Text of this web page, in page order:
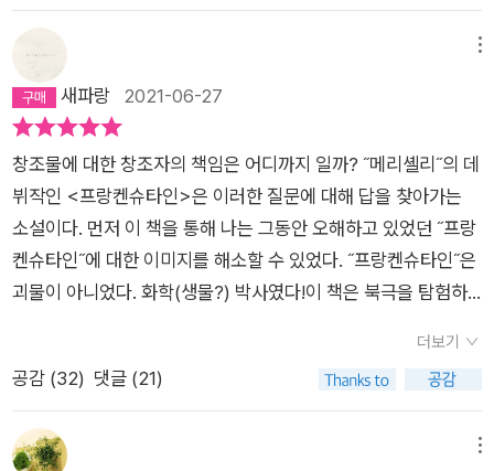
는 더 시련이 기다리고 있었는데... 고전이 이렇게 재미있을 수도
있구나. 가독성도 좋고 진행속도도 적당하고 메시지도 뚜렷하고
정말 칭찬함. 나는 프랑켄슈타인이 괴물의 이름인 줄 알고 있었
다. 그러나 괴물을 지은 박사의 이름이었고, 해설에서도 이 오해
를 자세히 해명하고 있었다. 나 같은 사람들이 정말 많았나 보
다. 한 인간의 잘못된 욕망으로 태어난 이름 없는 괴물. 왜 하
필 인간의 감정을 얻어서 그렇게 시련을 겪어야 했을까. 괴물의
토로를 듣다 보니 이거 이거 너무 짠해서 내가 다 미안해지곤 했
다. 괴물은 주인에게 말한다. 모두가 나를 혐오해도 창조자는 그
데 이유 없이 쫓겨났다고 하소연한다. 반면 프랑켄슈타인은 가족
을 죽인 눈앞의 흉물을 만든 이가 자신임을 계속 상기시키는 괴물
이 저주스러웠다. 그러나 이들의 관계는 이제 시작일 뿐이었다.괴
물이 소개한 오두막집 가족의 이야기도 참 인상 깊다. 오랫동안
었다. [삶과 죽음의 경계야말로 이상적인 목표였다. 내가 최초로
돌파해 어두운 세상에 폭포수처럼 빛이 흘러들게 만들었기에. 새
로운 종(種)이 생겨나 조물주이자 존재의 근원인 나를 축복하리
라. 헤아릴 수도 없는 행복하고 탁월한 본성들이 내 대에 탄생하
시없으리라.] -p66 무수한 좌절과 고단한 작업의 연속이었지
만, 멈출 줄 모르는 열정으로 프랑켄슈타인은 생명 창조에 성공한
다. 그러나 그가 무한한 수고와 정성을 들여 빚어낸 결과물은 한
심하기 짝이 없는 괴물이었다. [사지는 비율을 맞추어 제작되었
고, 생김생김 역시 아름다운 것으로 선택했다. 아름다움이라니!
하느님, 맙소사! 그 누런 살갗은 그 아래 비치는 근육과 혈관을 제
대로 가리지도 못했다. 윤기가 자르르 흐르는 흑발은 출렁거렸고
과 별로 색깔 차이가 없는 희번득거리는 두 눈, 쭈글쭈글한 얼굴
새파랑 2021-06-27
창조물에 대한 창조자의 책임은 어디까지 일까? ˝메리셸리˝의 데
뷔작인 <프랑켄슈타인>은 이러한 질문에 대해 답을 찾아가는
소설이다. 먼저 이 책을 통해 나는 그동안 오해하고 있었던 ˝프랑
켄슈타인˝에 대한 이미지를 해소할 수 있었다. ˝프랑켄슈타인˝은
괴물이 아니었다. 화학(생물?) 박사였다!이 책은 북극을 탐험하
은 이야기로, 그 편지를 통해 그가 북극에서 우연히 만난 ˝프랑켄
슈타인˝ 이라는 박사가 경험한 내용을 누이에게 전달하는 방식으
로 쓰여진 책이다.액자형 소설이라고도 할 수 있는데, 주요 이야
기가 ˝프랑켄슈타인˝ 박사의 일대기 이기 때문에 액자형은 단지
더보기
공감 (32) 댓글 (21)